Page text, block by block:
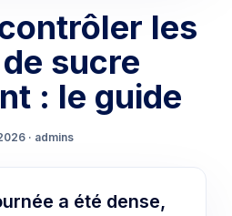
les
sucre
: le guide
· admins
a été dense,